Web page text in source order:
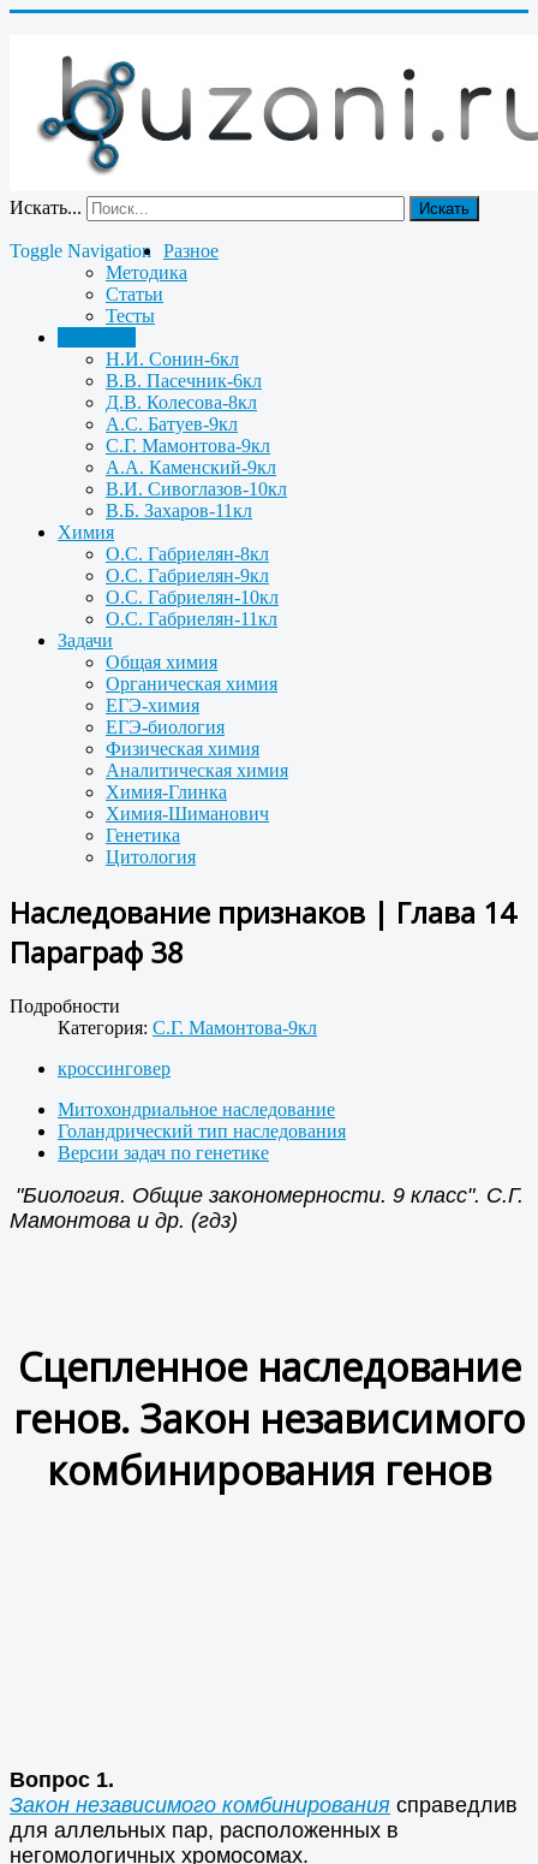
Искать... Искать
Toggle Navigation
Разное
Методика
Статьи
Тесты
Н.И. Сонин-6кл
В.В. Пасечник-6кл
Д.В. Колесова-8кл
А.С. Батуев-9кл
С.Г. Мамонтова-9кл
А.А. Каменский-9кл
В.И. Сивоглазов-10кл
В.Б. Захаров-11кл
Химия
О.С. Габриелян-8кл
О.С. Габриелян-9кл
О.С. Габриелян-10кл
О.С. Габриелян-11кл
Задачи
Общая химия
Органическая химия
ЕГЭ-химия
ЕГЭ-биология
Физическая химия
Аналитическая химия
Химия-Глинка
Химия-Шиманович
Генетика
Цитология
Наследование признаков | Глава 14
Параграф 38
Подробности
Категория: С.Г. Мамонтова-9кл
кроссинговер
Митохондриальное наследование
Голандрический тип наследования
Версии задач по генетике
"Биология. Общие закономерности. 9 класс". С.Г.
Мамонтова и др. (гдз)
Сцепленное наследование
генов. Закон независимого
комбинирования генов
Вопрос 1.
Закон независимого комбинирования справедлив
для аллельных пар, расположенных в
негомологичных хромосомах.